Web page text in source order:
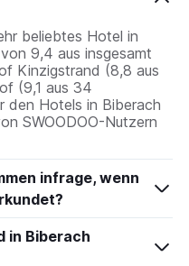
beliebtes Hotel in
9,4 aus insgesamt
Kinzigstrand (8,8 aus
(9,1 aus 34
den Hotels in Biberach
SWOODOO-Nutzern
infrage, wenn
in Biberach